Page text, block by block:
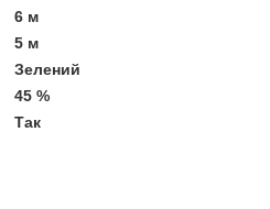
6 м
5 м
Зелений
45 %
Так